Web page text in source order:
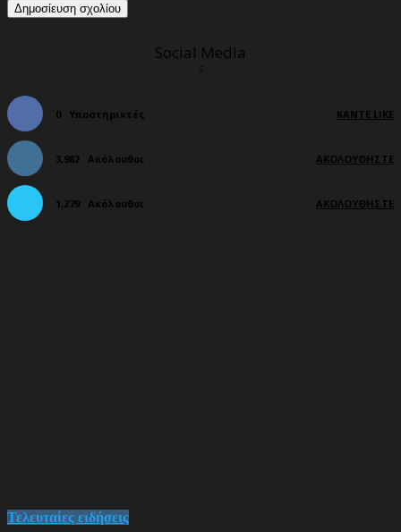
Social Media
0 Υποστηρικτές ΚΆΝΤΕ LIKE
3,982 Ακόλουθοι ΑΚΟΛΟΥΘΉΣΤΕ
1,279 Ακόλουθοι ΑΚΟΛΟΥΘΉΣΤΕ
Τελευταίες ειδήσεις